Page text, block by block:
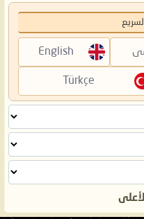
English
Türkçe
الأعلى